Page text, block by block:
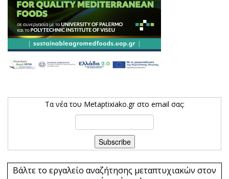
Τα νέα του Metaptixiako.gr στο email σας:
Βάλτε το εργαλείο αναζήτησης μεταπτυχιακών στον